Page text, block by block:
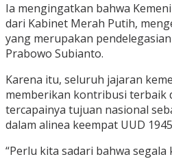
Ia mengingatkan bahwa
dari Kabinet Merah Putih,
yang merupakan
Prabowo Subianto.
Karena itu, seluruh jajaran
memberikan kontribusi terbaik
tercapainya tujuan nasional
dalam alinea keempat UUD
“Perlu kita sadari bahwa